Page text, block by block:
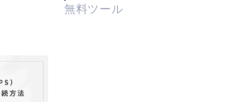
無料ツール